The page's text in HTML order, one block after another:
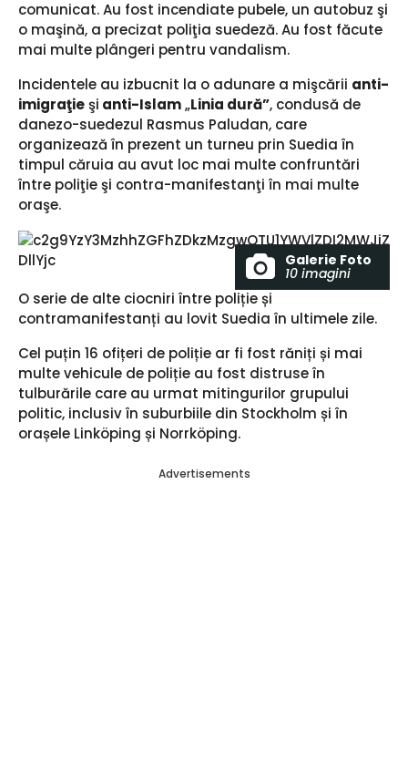
comunicat. Au fost incendiate pubele, un autobuz şi
o maşină, a precizat poliţia suedeză. Au fost făcute
mai multe plângeri pentru vandalism.
Incidentele au izbucnit la o adunare a mişcării anti-
imigraţieşi anti-Islam„Linia dură”, condusă de
danezo-suedezul Rasmus Paludan, care
organizează în prezent un turneu prin Suedia în
timpul căruia au avut loc mai multe confruntări
între poliţie şi contra-manifestanţi în mai multe
oraşe.
Galerie Foto
10 imagini
O serie de alte ciocniri între poliție și
contramanifestanți au lovit Suedia în ultimele zile.
Cel puțin 16 ofițeri de poliție ar fi fost răniți și mai
multe vehicule de poliție au fost distruse în
tulburările care au urmat mitingurilor grupului
politic, inclusiv în suburbiile din Stockholm și în
orașele Linköping și Norrköping.
Advertisements